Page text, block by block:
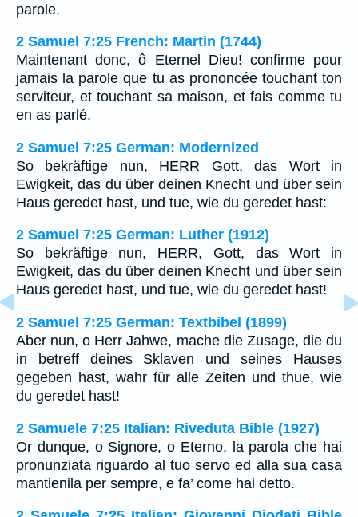
parole.
2 Samuel 7:25 French: Martin (1744)
Maintenant donc, ô Eternel Dieu! confirme pour
jamais la parole que tu as prononcée touchant ton
serviteur, et touchant sa maison, et fais comme tu
en as parlé.
2 Samuel 7:25 German: Modernized
So bekräftige nun, HERR Gott, das Wort in
Ewigkeit, das du über deinen Knecht und über sein
Haus geredet hast, und tue, wie du geredet hast:
2 Samuel 7:25 German: Luther (1912)
So bekräftige nun, HERR, Gott, das Wort in
Ewigkeit, das du über deinen Knecht und über sein
Haus geredet hast, und tue, wie du geredet hast!
2 Samuel 7:25 German: Textbibel (1899)
Aber nun, o Herr Jahwe, mache die Zusage, die du
in betreff deines Sklaven und seines Hauses
gegeben hast, wahr für alle Zeiten und thue, wie
du geredet hast!
2 Samuele 7:25 Italian: Riveduta Bible (1927)
Or dunque, o Signore, o Eterno, la parola che hai
pronunziata riguardo al tuo servo ed alla sua casa
mantienila per sempre, e fa’ come hai detto.